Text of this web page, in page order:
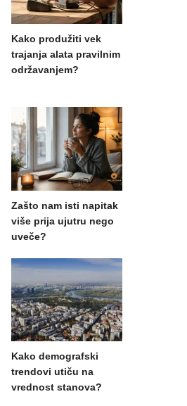
Kako produžiti vek
trajanja alata pravilnim
održavanjem?
Zašto nam isti napitak
više prija ujutru nego
uveče?
Kako demografski
trendovi utiču na
vrednost stanova?